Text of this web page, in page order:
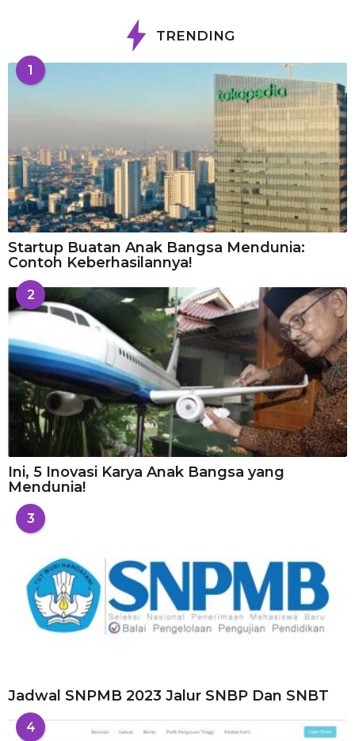
TRENDING
1
Startup Buatan Anak Bangsa Mendunia:
Contoh Keberhasilannya!
2
Ini, 5 Inovasi Karya Anak Bangsa yang
Mendunia!
3
Jadwal SNPMB 2023 Jalur SNBP Dan SNBT
4